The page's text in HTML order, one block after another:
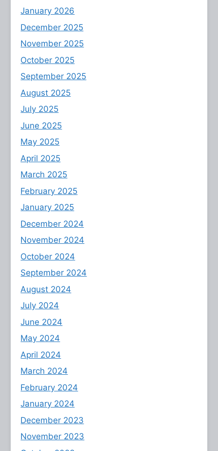
January 2026
December 2025
November 2025
October 2025
September 2025
August 2025
July 2025
June 2025
May 2025
April 2025
March 2025
February 2025
January 2025
December 2024
November 2024
October 2024
September 2024
August 2024
July 2024
June 2024
May 2024
April 2024
March 2024
February 2024
January 2024
December 2023
November 2023